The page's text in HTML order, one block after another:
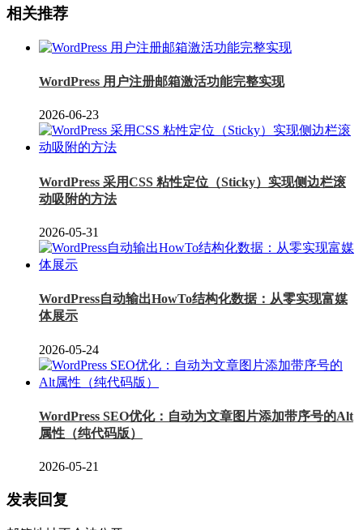
相关推荐
WordPress 用户注册邮箱激活功能完整实现
2026-06-23
WordPress 采用CSS 粘性定位（Sticky）实现侧边栏滚
动吸附的方法
2026-05-31
WordPress自动输出HowTo结构化数据：从零实现富媒
体展示
2026-05-24
WordPress SEO优化：自动为文章图片添加带序号的Alt
属性（纯代码版）
2026-05-21
发表回复